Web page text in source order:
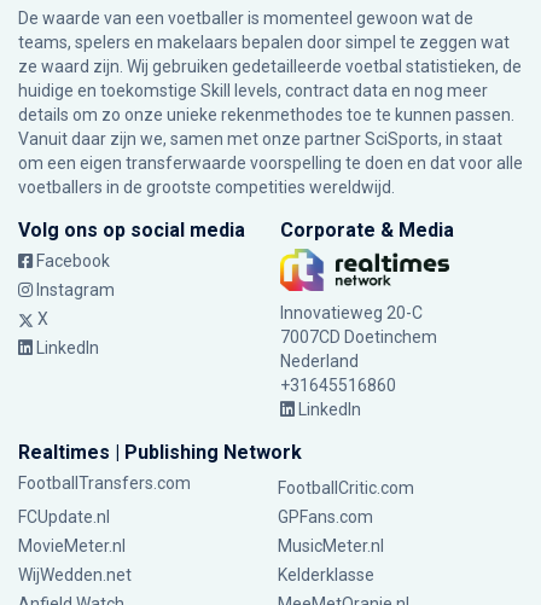
De waarde van een voetballer is momenteel gewoon wat de
teams, spelers en makelaars bepalen door simpel te zeggen wat
ze waard zijn. Wij gebruiken gedetailleerde voetbal statistieken, de
huidige en toekomstige Skill levels, contract data en nog meer
details om zo onze unieke rekenmethodes toe te kunnen passen.
Vanuit daar zijn we, samen met onze partner SciSports, in staat
om een eigen transferwaarde voorspelling te doen en dat voor alle
voetballers in de grootste competities wereldwijd.
Volg ons op social media
Facebook
Instagram
X
LinkedIn
Corporate & Media
Innovatieweg 20-C
7007CD Doetinchem
Nederland
+31645516860
LinkedIn
Realtimes | Publishing Network
FootballTransfers.com
FootballCritic.com
FCUpdate.nl
GPFans.com
MovieMeter.nl
MusicMeter.nl
WijWedden.net
Kelderklasse